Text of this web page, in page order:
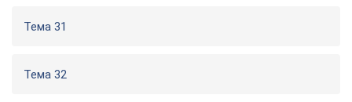
Тема 31
Тема 32